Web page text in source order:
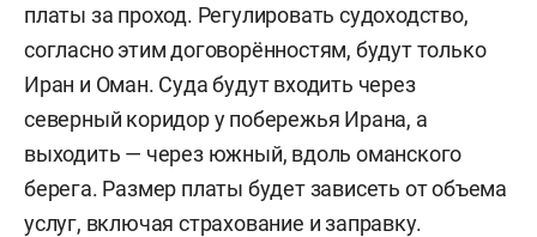
платы за проход. Регулировать судоходство,
согласно этим договорённостям, будут только
Иран и Оман. Суда будут входить через
северный коридор у побережья Ирана, а
выходить — через южный, вдоль оманского
берега. Размер платы будет зависеть от объема
услуг, включая страхование и заправку.